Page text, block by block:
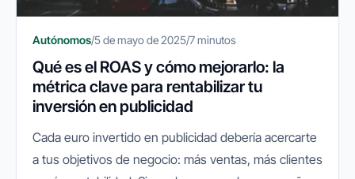
Autónomos/5 de mayo de 2025/7 minutos
Qué es el ROAS y cómo mejorarlo: la
métrica clave para rentabilizar tu
inversión en publicidad
Cada euro invertido en publicidad debería acercarte
a tus objetivos de negocio: más ventas, más clientes